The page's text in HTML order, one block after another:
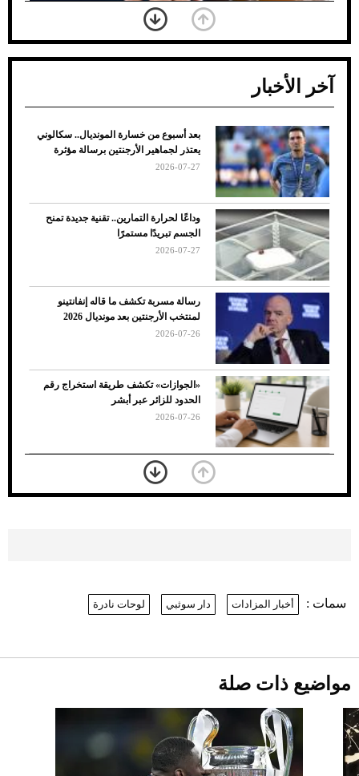
ضعف تبريد مكيف السيارة عند الوقوف.. أشهر
الأسباب والحلول
7 نصائح لاختيار لون البنطلون المناسب للقميص
الأسود
آخر الأخبار
بعد أسبوع من خسارة المونديال.. سكالوني
يعتذر لجماهير الأرجنتين برسالة مؤثرة
2026-07-27
وداعًا لحرارة التمارين.. تقنية جديدة تمنح
الجسم تبريدًا مستمرًا
2026-07-27
رسالة مسربة تكشف ما قاله إنفانتينو
لمنتخب الأرجنتين بعد مونديال 2026
2026-07-26
«الجوازات» تكشف طريقة استخراج رقم
الحدود للزائر عبر أبشر
2026-07-26
بعد 7 أشهر من تعرضه لحادث مروع.. جوشوا
يفوز على برينغا بـ"الضربة القاضية" (فيديو)
Comeback" في جدة (فيديو)
2026-07-25
سمات : أخبار المزادات دار سوثبي لوحات نادرة
مواضيع ذات صلة